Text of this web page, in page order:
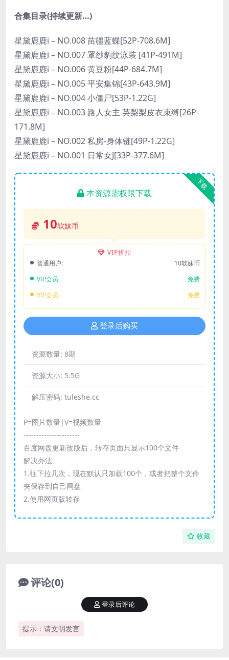
合集目录(持续更新…)
星黛鹿鹿i – NO.008 苗疆蓝蝶[52P-708.6M]
星黛鹿鹿i – NO.007 罩纱豹纹泳装 [41P-491M]
星黛鹿鹿i – NO.006 黄豆粉[44P-684.7M]
星黛鹿鹿i – NO.005 平安集锦[43P-643.9M]
星黛鹿鹿i – NO.004 小僵尸[53P-1.22G]
星黛鹿鹿i – NO.003 路人女主 英梨梨皮衣束缚[26P-
171.8M]
星黛鹿鹿i – NO.002 私房-身体链[49P-1.22G]
星黛鹿鹿i – NO.001 日常女J[33P-377.6M]
下载
本资源需权限下载
10软妹币
VIP折扣
普通用户:
10软妹币
VIP会员:
免费
VIP会员:
免费
登录后购买
资源数量: 8期
资源大小: 5.5G
解压密码: tuleshe.cc
P=图片数量|V=视频数量
----------------------
百度网盘更新改版后，转存页面只显示100个文件
解决办法
1.往下拉几次，现在默认只加载100个，或者把整个文件
夹保存到自己网盘
2.使用网页版转存
收藏
评论(0)
提示：请文明发言
登录后评论